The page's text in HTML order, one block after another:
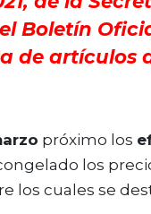
Boletín
de artículos
próximo los
los
los cuales se